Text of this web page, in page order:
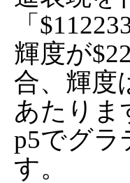
「
輝度が
合、輝度
あたりま
p5でグラ
す。